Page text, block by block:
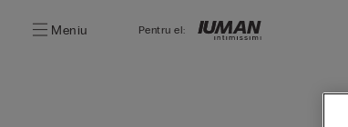
Meniu Pentru el: